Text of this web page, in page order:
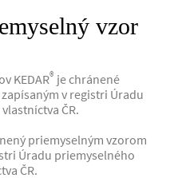
vzor
KEDAR® je chránené
v registri Úradu
ČR.
priemyselným vzorom
Úradu priemyselného
ČR.